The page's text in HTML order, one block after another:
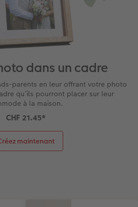
dans un cadre
parents en leur offrant votre photo
qu’ils pourront placer sur leur
à la maison.
CHF 21.45*
maintenant